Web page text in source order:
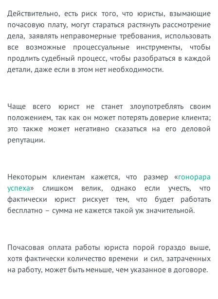
Действительно, есть риск того, что юристы, взымающие
почасовую плату, могут стараться растянуть рассмотрение
дела, заявлять неправомерные требования, использовать
все возможные процессуальные инструменты, чтобы
продлить судебный процесс, чтобы разобраться в каждой
детали, даже если в этом нет необходимости.
Чаще всего юрист не станет злоупотреблять своим
положением, так как он может потерять доверие клиента;
это также может негативно сказаться на его деловой
репутации.
Некоторым клиентам кажется, что размер «гонорара
успеха» слишком велик, однако если учесть, что
фактически юрист рискует тем, что будет работать
бесплатно – сумма не кажется такой уж значительной.
Почасовая оплата работы юриста порой гораздо выше,
хотя фактически количество времени и сил, затраченных
на работу, может быть меньше, чем указанное в договоре.